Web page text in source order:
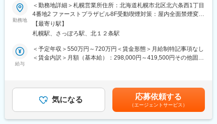
キルを習得します。
・入社1カ月以降 ： 慣れてきたら独り立ち。既存のお客様をメイ
ンに訪問します。
★困ったら先輩社員に相談しやすい雰囲気です！
＜専門資格を取得できる＞
・入社後は、医薬品販売の専門知識を身につけるために、登録販
・資格取得後は、資格手当として給与にも反映されます。
■職務内容：
伊藤忠グループの医療機器商社である当社にて、消化器内科向け
製品や、肝臓がん治療に使う医療機器の提案をお任せします。
＜具体的な業務内容＞
◎営業エリア：主に札幌エリア、出張時は道北・道南エリア
・下記の医療機器の輸入・国内仕入及び国内販売
└消化器内科・消化器内視鏡関連
勤務地
＜勤務地詳細＞札幌営業所住所：北海道札幌市北区北六条西1丁目
4番地2 ファーストプラザビル8F受動喫煙対策：屋内全面禁煙変更
の範囲：会社の定める事業所
【最寄り駅】
札幌駅、さっぽろ駅、北１２条駅
給与
＜予定年収＞550万円～720万円＜賃金形態＞月給制特記事項なし
＜賃金内訳＞月額（基本給）：298,000円～419,500円その他固定
給：あり・賞与：あり ※会社業績と個人業績に応じて算定されま
す・契約により支給（営業手当）賃金はあくまでも目安の金額で
あり、選考を通じて上下する可能性があります。月給(月額)は固定
手当を含めた表記です。
気になる 応募依頼する
（エージェントサービス）